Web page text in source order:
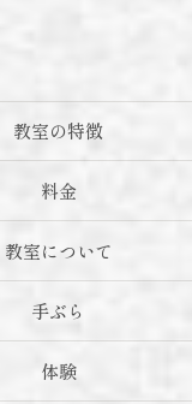
教室の特徴
料金
教室について
手ぶら
体験